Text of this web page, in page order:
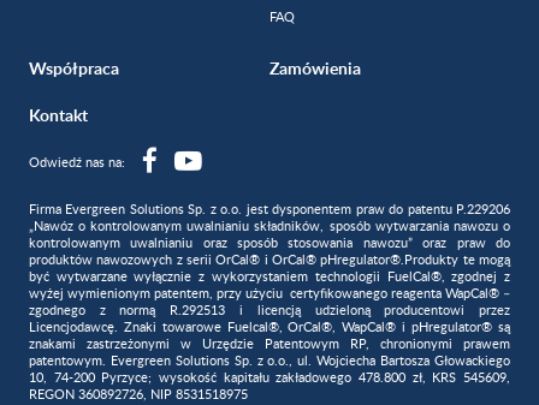
FAQ
Współpraca Zamówienia
Kontakt
Odwiedź nas na:
Firma Evergreen Solutions Sp. z o.o. jest dysponentem praw do patentu P.229206
„Nawóz o kontrolowanym uwalnianiu składników, sposób wytwarzania nawozu o
kontrolowanym uwalnianiu oraz sposób stosowania nawozu” oraz praw do
produktów nawozowych z serii OrCal® i OrCal® pHregulator®.Produkty te mogą
być wytwarzane wyłącznie z wykorzystaniem technologii FuelCal®, zgodnej z
wyżej wymienionym patentem, przy użyciu certyfikowanego reagenta WapCal® –
zgodnego z normą R.292513 i licencją udzieloną producentowi przez
Licencjodawcę. Znaki towarowe Fuelcal®, OrCal®, WapCal® i pHregulator® są
znakami zastrzeżonymi w Urzędzie Patentowym RP, chronionymi prawem
patentowym. Evergreen Solutions Sp. z o.o., ul. Wojciecha Bartosza Głowackiego
10, 74-200 Pyrzyce; wysokość kapitału zakładowego 478.800 zł, KRS 545609,
REGON 360892726, NIP 8531518975